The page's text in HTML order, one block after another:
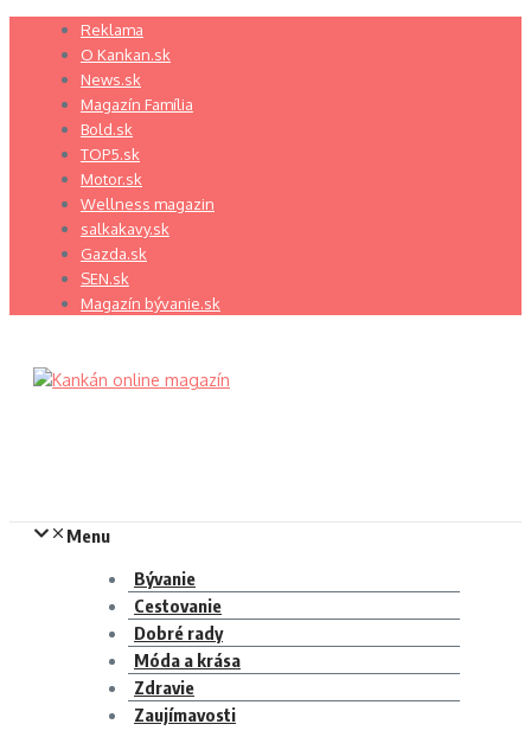
Preskočiť
Reklama
O Kankan.sk
News.sk
Magazín Família
Bold.sk
TOP5.sk
Motor.sk
Wellness magazin
salkakavy.sk
Gazda.sk
SEN.sk
Magazín bývanie.sk
Menu
Bývanie
Cestovanie
Dobré rady
Móda a krása
Zdravie
Zaujímavosti